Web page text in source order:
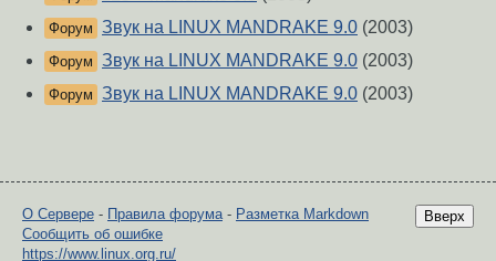
Форум Звук на LINUX MANDRAKE 9.0 (2003)
Форум Звук на LINUX MANDRAKE 9.0 (2003)
Форум Звук на LINUX MANDRAKE 9.0 (2003)
Вверх
О Сервере - Правила форума- Разметка Markdown
Сообщить об ошибке
https://www.linux.org.ru/